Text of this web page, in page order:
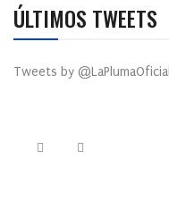
ÚLTIMOS TWEETS
Tweets by @LaPlumaOficial